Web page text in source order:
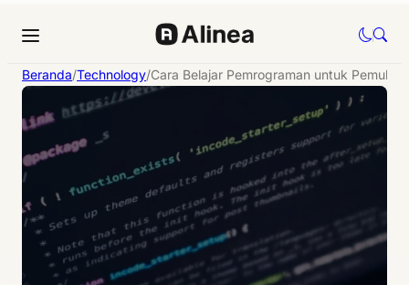
Beranda/Technology/Cara Belajar Pemrograman untuk Pemula